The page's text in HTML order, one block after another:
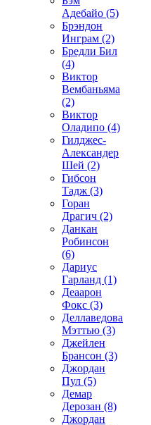
Адебайо (5)
Брэндон
Инграм (2)
Бредли Бил
(4)
Виктор
Вембаньяма
(2)
Виктор
Оладипо (4)
Гилджес-
Александер
Шей (2)
Гибсон
Тадж (3)
Горан
Драгич (2)
Данкан
Робинсон
(6)
Дариус
Гарланд (1)
Деаарон
Фокс (3)
Деллаведова
Мэттью (3)
Джейлен
Брансон (3)
Джордан
Пул (5)
Демар
Дерозан (8)
Джордан